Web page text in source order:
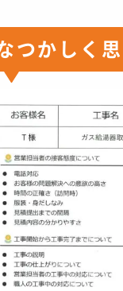
つかしく